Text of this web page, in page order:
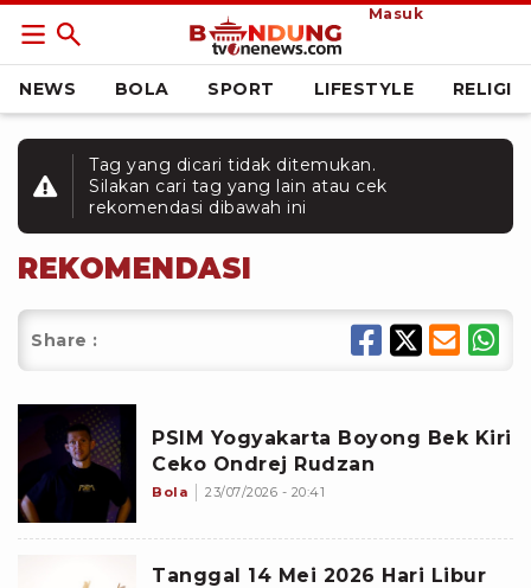
Masuk
NEWS BOLA SPORT LIFESTYLE RELIGI
Tag yang dicari tidak ditemukan.
Silakan cari tag yang lain atau cek
rekomendasi dibawah ini
REKOMENDASI
Share :
PSIM Yogyakarta Boyong Bek Kiri
Ceko Ondrej Rudzan
Bola 23/07/2026 - 20:41
Tanggal 14 Mei 2026 Hari Libur